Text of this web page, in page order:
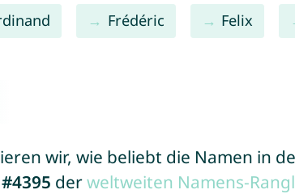
Frédéric Felix
wir, wie beliebt die Namen in
derweltweiten Namens-